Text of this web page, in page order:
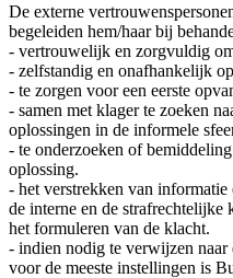
De externe
begeleiden hem/haar bij
- vertrouwelijk en zorgvuldig
- zelfstandig en onafhankelijk
- te zorgen voor een eerste
- samen met klager te zoeken
oplossingen in de informele
- te onderzoeken of
oplossing.
- het verstrekken van
de interne en de strafrechtelijke
het formuleren van de klacht.
- indien nodig te verwijzen naar
voor de meeste instellingen is